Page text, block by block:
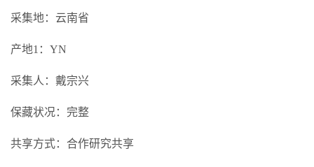
采集地：云南省
产地1：YN
采集人：戴宗兴
保藏状况：完整
共享方式：合作研究共享